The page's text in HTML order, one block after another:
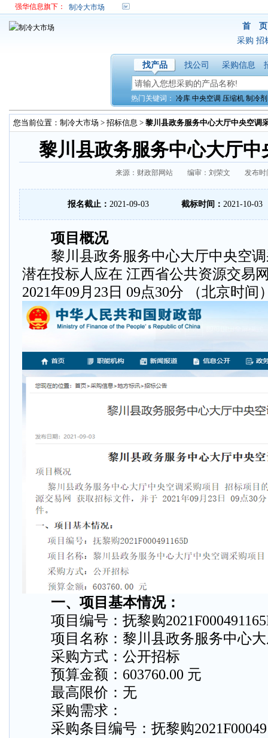
强华信息旗下： 制冷大市场
首 页
采购 招
找产品 找公司 采购信息
热门关键词： 冷库 中央空调 压缩机 制冷剂
您当前位置： 制冷大市场 > 招标信息 > 黎川县政务服务中心大厅中央空调
黎川县政务服务中心大厅
来源：财政部网站 编审：刘荣文 发布时间
报名截止： 2021-09-03 截标时间： 2021-10-03
项目概况
黎川县政务服务中心大厅中央空调
潜在投标人应在 江西省公共资源交易
2021年09月23日 09点30分 （北京时
一、项目基本情况：
项目编号：抚黎购
项目名称：黎川县政务服务中心大
采购方式：公开招标
预算金额：603760.00 元
最高限价：无
采购需求：
采购条目编号：抚黎购